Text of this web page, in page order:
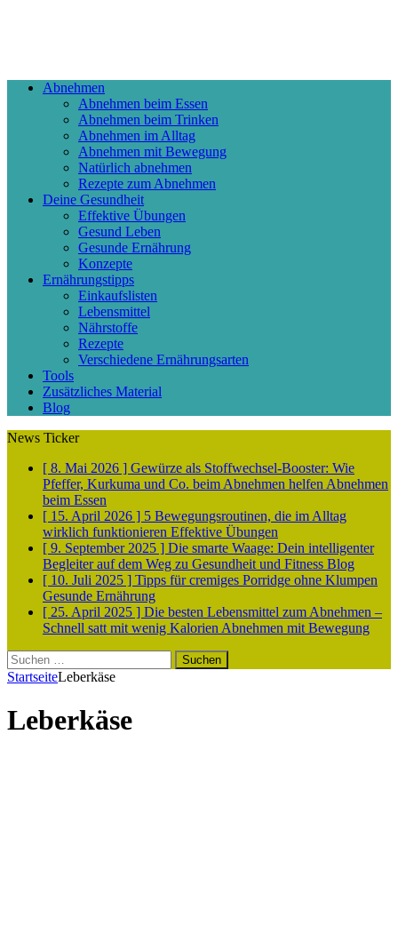
Abnehmen
Abnehmen beim Essen
Abnehmen beim Trinken
Abnehmen im Alltag
Abnehmen mit Bewegung
Natürlich abnehmen
Rezepte zum Abnehmen
Deine Gesundheit
Effektive Übungen
Gesund Leben
Gesunde Ernährung
Konzepte
Ernährungstipps
Einkaufslisten
Lebensmittel
Nährstoffe
Rezepte
Verschiedene Ernährungsarten
Tools
Zusätzliches Material
Blog
News Ticker
[ 8. Mai 2026 ] Gewürze als Stoffwechsel-Booster: Wie
Pfeffer, Kurkuma und Co. beim Abnehmen helfen Abnehmen
beim Essen
[ 15. April 2026 ] 5 Bewegungsroutinen, die im Alltag
wirklich funktionieren Effektive Übungen
[ 9. September 2025 ] Die smarte Waage: Dein intelligenter
Begleiter auf dem Weg zu Gesundheit und Fitness Blog
[ 10. Juli 2025 ] Tipps für cremiges Porridge ohne Klumpen
Gesunde Ernährung
[ 25. April 2025 ] Die besten Lebensmittel zum Abnehmen –
Schnell satt mit wenig Kalorien Abnehmen mit Bewegung
Suchen
nach:
StartseiteLeberkäse
Leberkäse